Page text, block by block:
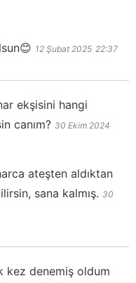
12 Şubat 2025 22:37
ekşisini hangi
canım? 30 Ekim 2024
ateşten aldıktan
sana kalmış. 30
kez denemiş oldum